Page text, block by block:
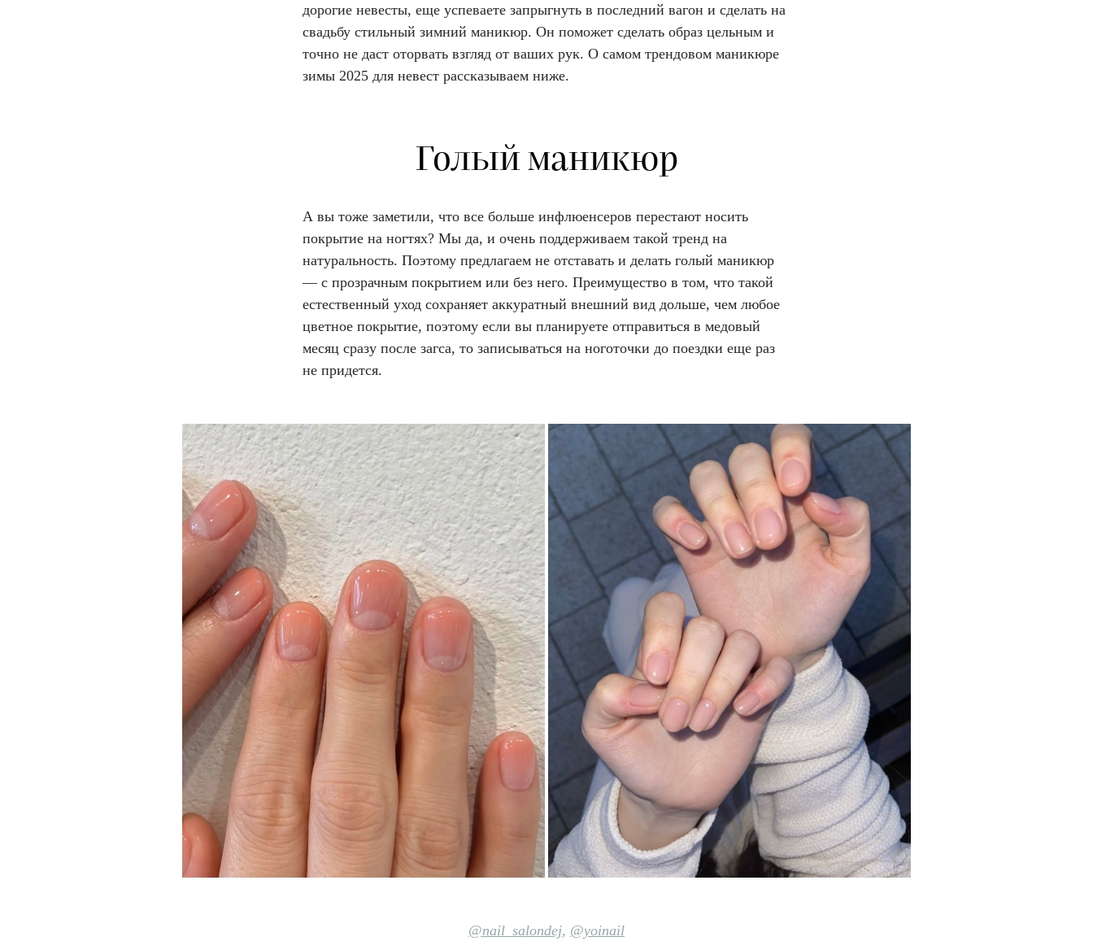
дорогие невесты, еще успеваете запрыгнуть в последний вагон и сделать на
свадьбу стильный зимний маникюр. Он поможет сделать образ цельным и
точно не даст оторвать взгляд от ваших рук. О самом трендовом маникюре
зимы 2025 для невест рассказываем ниже.
Голый маникюр
А вы тоже заметили, что все больше инфлюенсеров перестают носить
покрытие на ногтях? Мы да, и очень поддерживаем такой тренд на
натуральность. Поэтому предлагаем не отставать и делать голый маникюр
— с прозрачным покрытием или без него. Преимущество в том, что такой
естественный уход сохраняет аккуратный внешний вид дольше, чем любое
цветное покрытие, поэтому если вы планируете отправиться в медовый
месяц сразу после загса, то записываться на ноготочки до поездки еще раз
не придется.
@nail_salondej, @yoinail